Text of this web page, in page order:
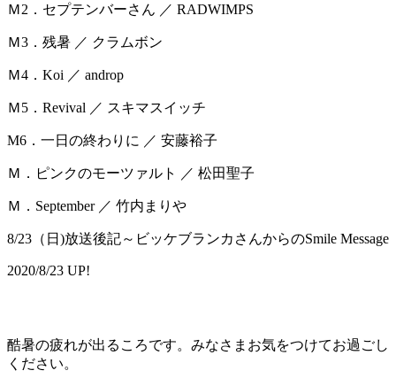
Ｍ2．セプテンバーさん ／ RADWIMPS
Ｍ3．残暑 ／ クラムボン
Ｍ4．Koi ／ androp
Ｍ5．Revival ／ スキマスイッチ
M6．一日の終わりに ／ 安藤裕子
Ｍ．ピンクのモーツァルト ／ 松田聖子
Ｍ．September ／ 竹内まりや
8/23（日)放送後記～ビッケブランカさんからのSmile Message
2020/8/23 UP!
酷暑の疲れが出るころです。みなさまお気をつけてお過ごし
ください。